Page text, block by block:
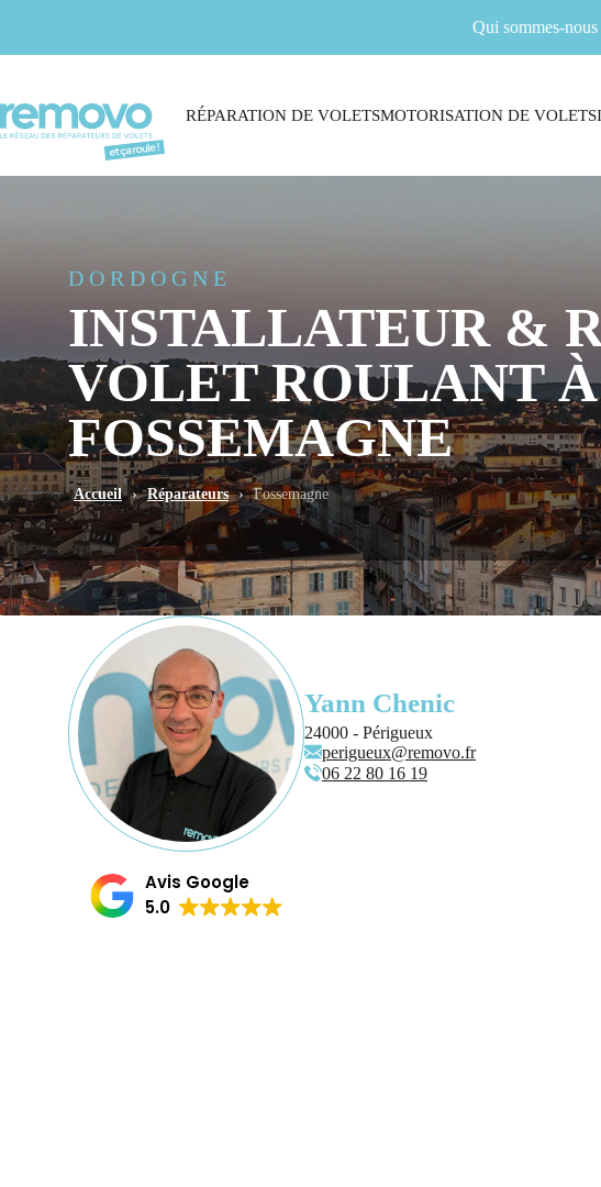
Qui sommes-nous
RÉPARATION DE VOLETSMOTORISATION DE VOLETS
DORDOGNE
INSTALLATEUR &
VOLET ROULANT À
FOSSEMAGNE
Accueil › Réparateurs › Fossemagne
Yann Chenic
24000 - Périgueux
perigueux@removo.fr
06 22 80 16 19
Avis Google
5.0